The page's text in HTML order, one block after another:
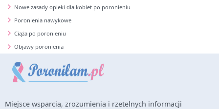
Miejsce wsparcia, zrozumienia i rzetelnych informacji
Nowe zasady opieki dla kobiet po poronieniu
Poronienia nawykowe
Ciąża po poronieniu
Objawy poronienia